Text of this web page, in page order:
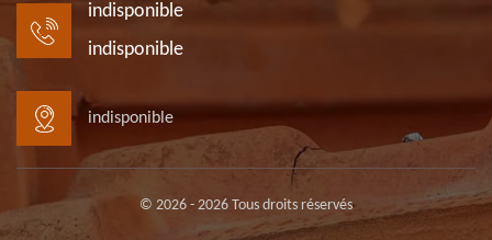
indisponible
indisponible
indisponible
© 2026 - 2026 Tous droits réservés